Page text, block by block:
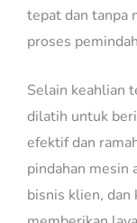
tepat dan tanpa
proses
Selain keahlian
dilatih untuk
efektif dan
pindahan mesin
bisnis klien, dan